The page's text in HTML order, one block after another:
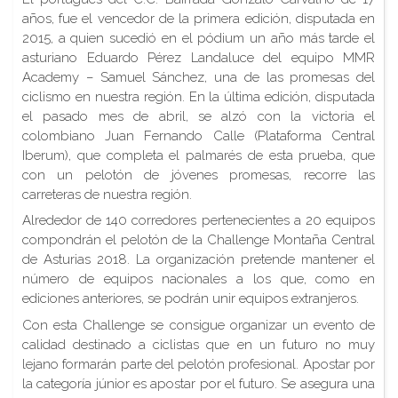
años, fue el vencedor de la primera edición, disputada en
2015, a quien sucedió en el pódium un año más tarde el
asturiano Eduardo Pérez Landaluce del equipo MMR
Academy – Samuel Sánchez, una de las promesas del
ciclismo en nuestra región. En la última edición, disputada
el pasado mes de abril, se alzó con la victoria el
colombiano Juan Fernando Calle (Plataforma Central
Iberum), que completa el palmarés de esta prueba, que
con un pelotón de jóvenes promesas, recorre las
carreteras de nuestra región.
Alrededor de 140 corredores pertenecientes a 20 equipos
compondrán el pelotón de la Challenge Montaña Central
de Asturias 2018. La organización pretende mantener el
número de equipos nacionales a los que, como en
ediciones anteriores, se podrán unir equipos extranjeros.
Con esta Challenge se consigue organizar un evento de
calidad destinado a ciclistas que en un futuro no muy
lejano formarán parte del pelotón profesional. Apostar por
la categoría júnior es apostar por el futuro. Se asegura una